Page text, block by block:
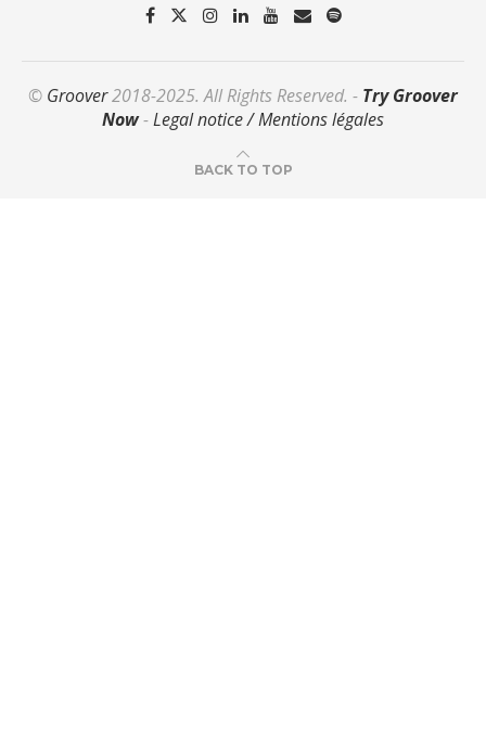
© Groover2018-2025. All Rights Reserved. - Try Groover
Now-Legal notice / Mentions légales
BACK TO TOP